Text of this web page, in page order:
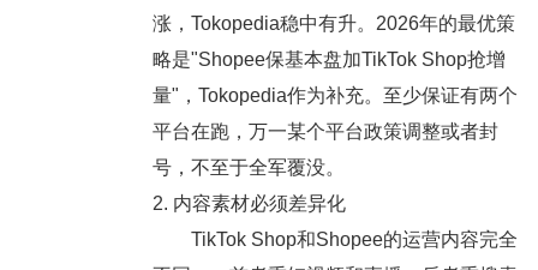
涨，Tokopedia稳中有升。2026年的最优策
略是"Shopee保基本盘加TikTok Shop抢增
量"，Tokopedia作为补充。至少保证有两个
平台在跑，万一某个平台政策调整或者封
号，不至于全军覆没。
2. 内容素材必须差异化
TikTok Shop和Shopee的运营内容完全